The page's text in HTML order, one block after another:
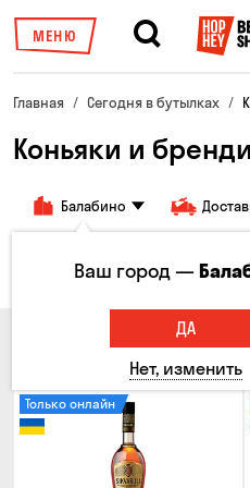
МЕНЮ
Главная Сегодня в бутылках
Коньяки и
Балабино
и настойки Коньяки
КОНЬЯКИ И
Только онлайн
Ваш город —
ДА
Нет, изменить